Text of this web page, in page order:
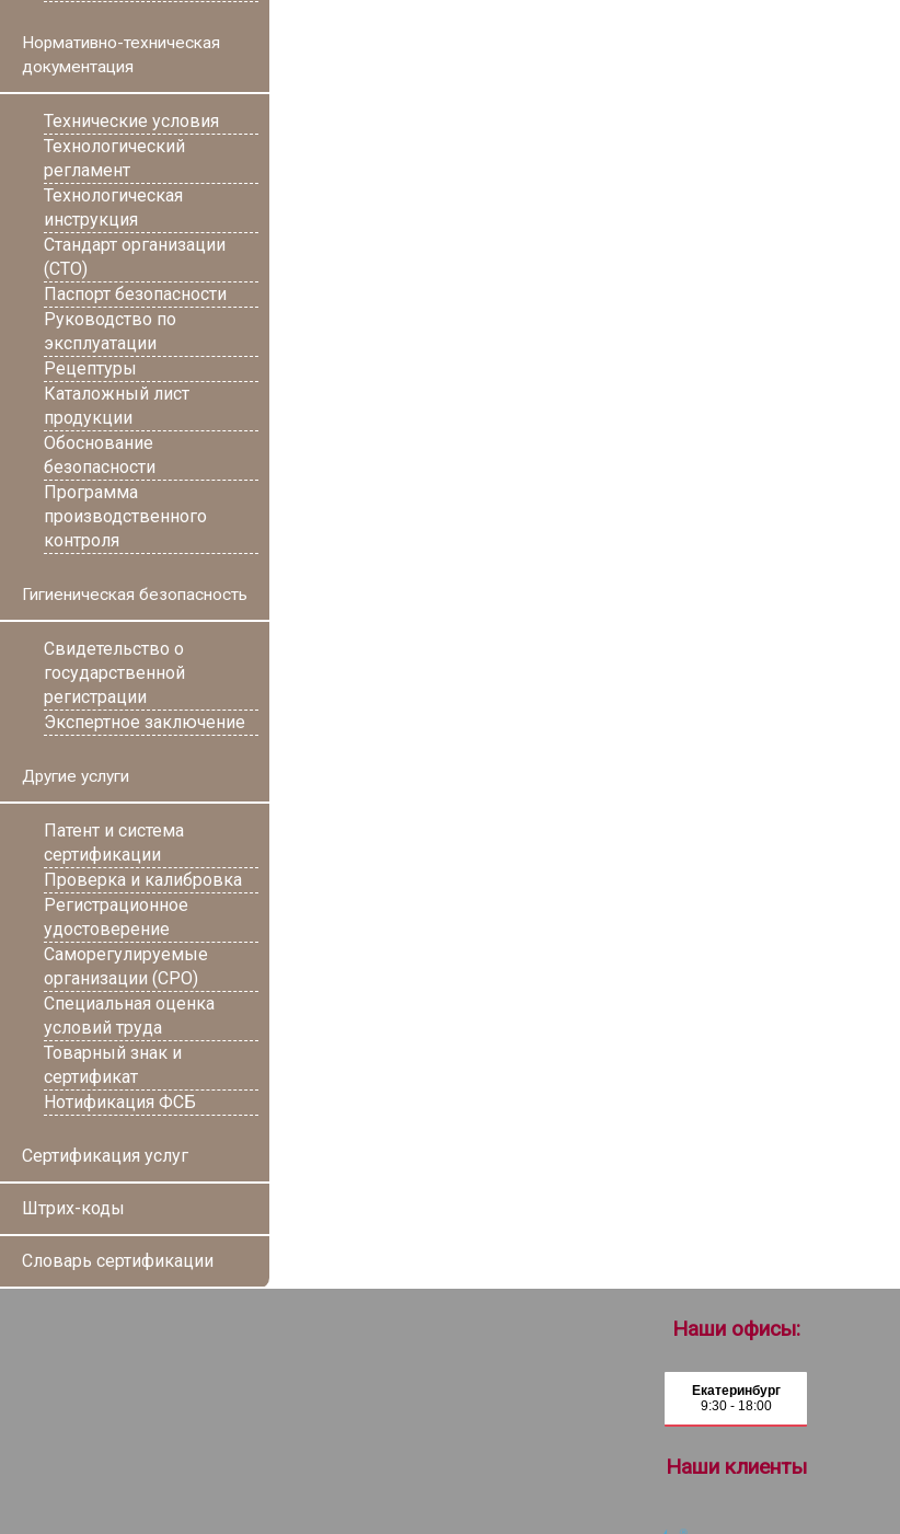
Нормативно-техническая
документация
Технические условия
Технологический
регламент
Технологическая
инструкция
Стандарт организации
(СТО)
Паспорт безопасности
Руководство по
эксплуатации
Рецептуры
Каталожный лист
продукции
Обоснование
безопасности
Программа
производственного
контроля
Гигиеническая безопасность
Свидетельство о
государственной
регистрации
Экспертное заключение
Другие услуги
Патент и система
сертификации
Проверка и калибровка
Регистрационное
удостоверение
Саморегулируемые
организации (СРО)
Специальная оценка
условий труда
Товарный знак и
сертификат
Нотификация ФСБ
Сертификация услуг
Штрих-коды
Словарь сертификации
Наши офисы:
Екатеринбург
9:30 - 18:00
Наши клиенты